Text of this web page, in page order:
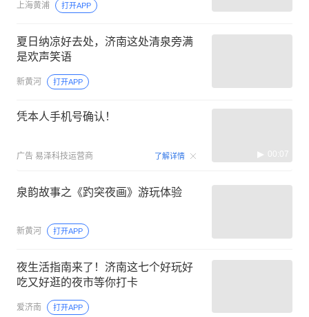
上海黄浦 打开APP
夏日纳凉好去处，济南这处清泉旁满
是欢声笑语
新黄河 打开APP
凭本人手机号确认！
广告 易泽科技运营商 了解详情 00:07
泉韵故事之《趵突夜画》游玩体验
新黄河 打开APP
夜生活指南来了！济南这七个好玩好
吃又好逛的夜市等你打卡
爱济南 打开APP